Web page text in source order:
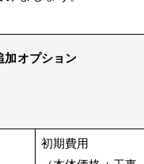
加オプション
初期費用